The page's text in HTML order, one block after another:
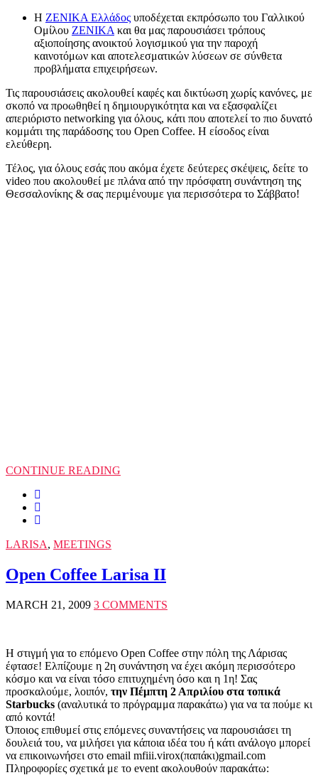
Η ZENIKA Ελλάδος υποδέχεται εκπρόσωπο του Γαλλικού
Ομίλου ΖΕΝΙΚΑ και θα μας παρουσιάσει τρόπους
αξιοποίησης ανοικτού λογισμικού για την παροχή
καινοτόμων και αποτελεσματικών λύσεων σε σύνθετα
προβλήματα επιχειρήσεων.
Τις παρουσιάσεις ακολουθεί καφές και δικτύωση χωρίς κανόνες, με
σκοπό να προωθηθεί η δημιουργικότητα και να εξασφαλίζει
απεριόριστο networking για όλους, κάτι που αποτελεί το πιο δυνατό
κομμάτι της παράδοσης του Open Coffee. Η είσοδος είναι
ελεύθερη.
Τέλος, για όλους εσάς που ακόμα έχετε δεύτερες σκέψεις, δείτε το
video που ακολουθεί με πλάνα από την πρόσφατη συνάντηση της
Θεσσαλονίκης & σας περιμένουμε για περισσότερα το Σάββατο!
CONTINUE READING
LARISA, MEETINGS
Open Coffee Larisa II
MARCH 21, 2009 3 COMMENTS
Η στιγμή για το επόμενο Open Coffee στην πόλη της Λάρισας
έφτασε! Ελπίζουμε η 2η συνάντηση να έχει ακόμη περισσότερο
κόσμο και να είναι τόσο επιτυχημένη όσο και η 1η! Σας
προσκαλούμε, λοιπόν, την Πέμπτη 2 Απριλίου στα τοπικά
Starbucks (αναλυτικά το πρόγραμμα παρακάτω) για να τα πούμε κι
από κοντά!
Όποιος επιθυμεί στις επόμενες συναντήσεις να παρουσιάσει τη
δουλειά του, να μιλήσει για κάποια ιδέα του ή κάτι ανάλογο μπορεί
να επικοινωνήσει στο email mfiii.virox(παπάκι)gmail.com
Πληροφορίες σχετικά με το event ακολουθούν παρακάτω: